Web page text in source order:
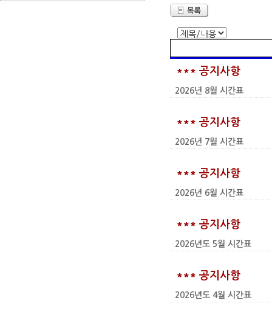
*** 공지사항
2026년 8월 시간표
*** 공지사항
2026년 7월 시간표
*** 공지사항
2026년 6월 시간표
*** 공지사항
2026년도 5월 시간표
*** 공지사항
2026년도 4월 시간표